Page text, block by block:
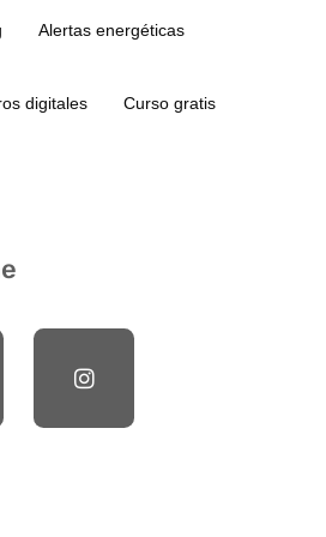
Alertas energéticas
digitales Curso gratis